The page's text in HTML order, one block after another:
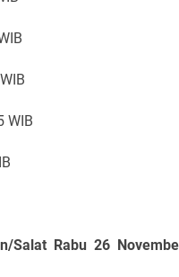
WIB
Salat Rabu 26